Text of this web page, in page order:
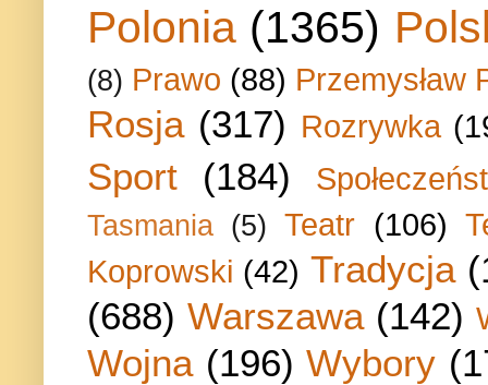
Polonia (1365)
(8) Prawo (88) Przemysław
Rosja (317) Rozrywka
Sport (184)
Tasmania (5) Teatr (106)
Koprowski (42) Tradycja
(688) Warszawa (142)
Wojna (196) Wybory